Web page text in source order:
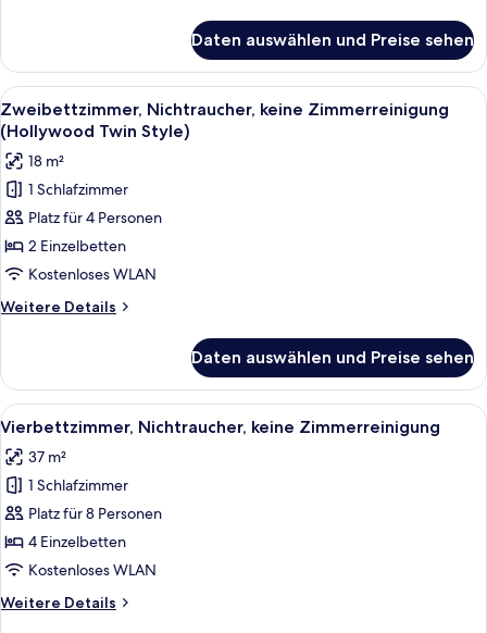
Zweibettzimmer,
Nichtraucher,
keine
Zimmerreinigung
Daten auswählen und Preise sehen
Alle
Fotos
für
Zweibettzimmer,
Nichtraucher,
keine
Zimmerreinigung
(Hollywood
Twin
Style)
Blaue und beige Hausschuhe auf
4
Zweibettzimmer, Nichtraucher, keine Zimmerreinigung
(Hollywood Twin Style)
18 m²
1 Schlafzimmer
Platz für 4 Personen
2 Einzelbetten
Kostenloses WLAN
Weitere Details
Weitere
Nichtraucher,
keine
Zimmerreinigung
Twin
Style)
Daten auswählen und Preise sehen
Alle
Fotos
für
Vierbettzimmer,
Nichtraucher,
keine
Zimmerreinigung
Blaue und beige Hausschuhe auf
4
Vierbettzimmer, Nichtraucher, keine Zimmerreinigung
37 m²
1 Schlafzimmer
Platz für 8 Personen
4 Einzelbetten
Kostenloses WLAN
Weitere Details
Weitere